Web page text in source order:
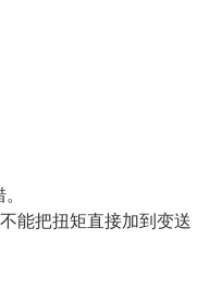
能把扭矩直接加到变送